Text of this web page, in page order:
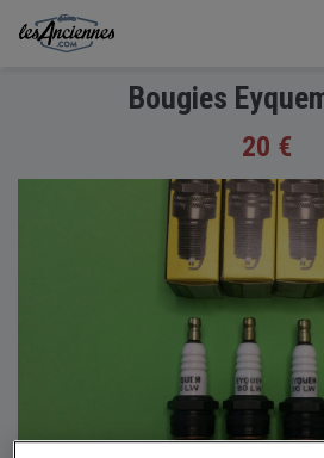
Bougies
20 €